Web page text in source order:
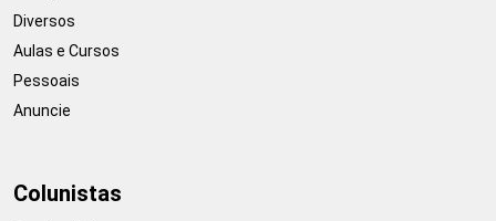
Diversos
Aulas e Cursos
Pessoais
Anuncie
Colunistas